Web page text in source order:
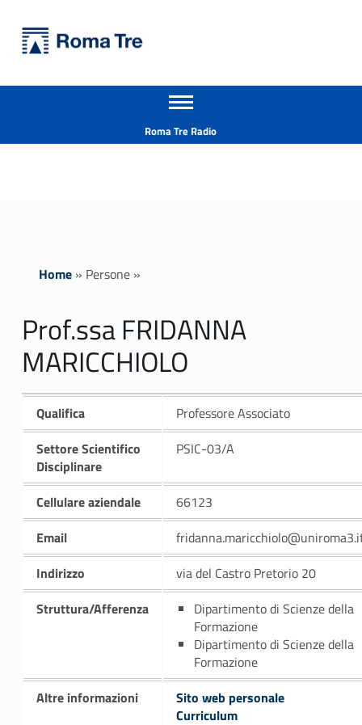
Prof.ssa FRIDANNA MARICCHIOLO - Università Roma Tre
Apri il menu secondario
Roma Tre Radio
Home» Persone»
Prof.ssa FRIDANNA
MARICCHIOLO
Qualifica
Professore Associato
Settore Scientifico
Disciplinare
PSIC-03/A
Cellulare aziendale
66123
Email
Indirizzo
via del Castro Pretorio 20
Struttura/Afferenza
Dipartimento di Scienze della
Formazione
Dipartimento di Scienze della
Formazione
Altre informazioni
Sito web personale
Curriculum